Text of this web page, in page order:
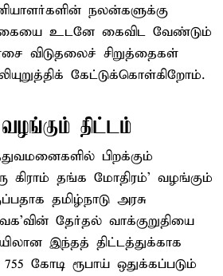
நலன்களுக்கு
உடனே கைவிட வேண்டும்
விடுதலைச் சிறுத்தைகள்
கேட்டுக்கொள்கிறோம்.
திட்டம்
பிறக்கும்
கிராம் தங்க மோதிரம்' வழங்கும்
தமிழ்நாடு அரசு
தேர்தல் வாக்குறுதியை
இந்தத் திட்டத்துக்காக
கோடி ரூபாய் ஒதுக்கப்படும்